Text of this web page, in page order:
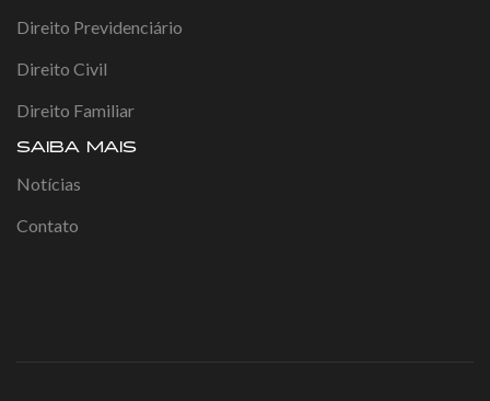
Direito Previdenciário
Direito Civil
Direito Familiar
SAIBA MAIS
Notícias
Contato